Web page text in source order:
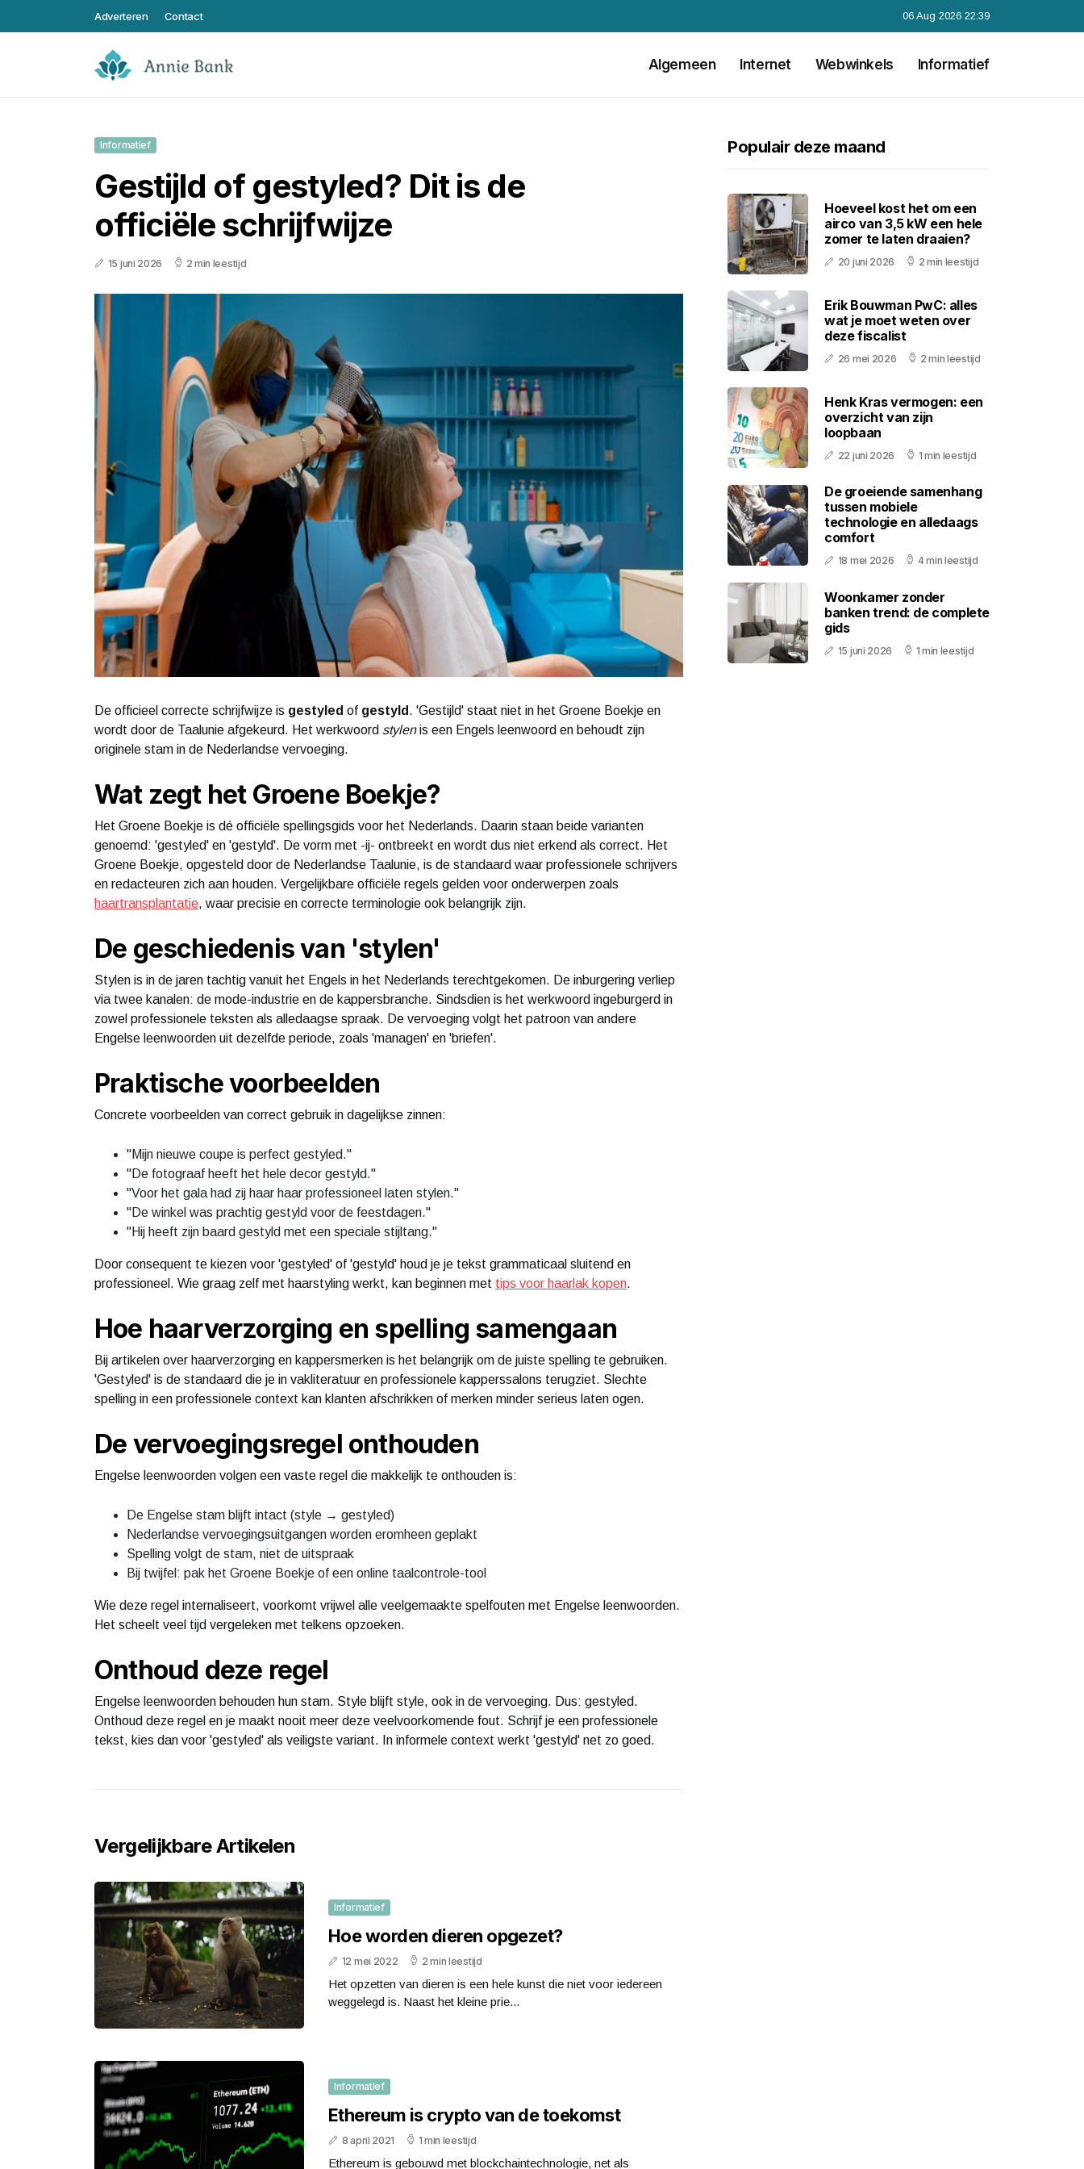
Adverteren Contact 06 Aug 2026 22:39
Algemeen Internet Webwinkels Informatief
Informatief
Gestijld of gestyled? Dit is de
officiële schrijfwijze
15 juni 2026 2 min leestijd
De officieel correcte schrijfwijze is gestyled of gestyld . 'Gestijld' staat niet in het Groene Boekje en
wordt door de Taalunie afgekeurd. Het werkwoord stylenis een Engels leenwoord en behoudt zijn
originele stam in de Nederlandse vervoeging.
Wat zegt het Groene Boekje?
Het Groene Boekje is dé officiële spellingsgids voor het Nederlands. Daarin staan beide varianten
genoemd: 'gestyled' en 'gestyld'. De vorm met -ij- ontbreekt en wordt dus niet erkend als correct. Het
Groene Boekje, opgesteld door de Nederlandse Taalunie, is de standaard waar professionele schrijvers
en redacteuren zich aan houden. Vergelijkbare officiële regels gelden voor onderwerpen zoals
haartransplantatie, waar precisie en correcte terminologie ook belangrijk zijn.
De geschiedenis van 'stylen'
Stylen is in de jaren tachtig vanuit het Engels in het Nederlands terechtgekomen. De inburgering verliep
via twee kanalen: de mode-industrie en de kappersbranche. Sindsdien is het werkwoord ingeburgerd in
zowel professionele teksten als alledaagse spraak. De vervoeging volgt het patroon van andere
Engelse leenwoorden uit dezelfde periode, zoals 'managen' en 'briefen'.
Praktische voorbeelden
Concrete voorbeelden van correct gebruik in dagelijkse zinnen:
"Mijn nieuwe coupe is perfect gestyled."
"De fotograaf heeft het hele decor gestyld."
"Voor het gala had zij haar haar professioneel laten stylen."
"De winkel was prachtig gestyld voor de feestdagen."
"Hij heeft zijn baard gestyld met een speciale stijltang."
Door consequent te kiezen voor 'gestyled' of 'gestyld' houd je je tekst grammaticaal sluitend en
professioneel. Wie graag zelf met haarstyling werkt, kan beginnen met tips voor haarlak kopen.
Hoe haarverzorging en spelling samengaan
Bij artikelen over haarverzorging en kappersmerken is het belangrijk om de juiste spelling te gebruiken.
'Gestyled' is de standaard die je in vakliteratuur en professionele kapperssalons terugziet. Slechte
spelling in een professionele context kan klanten afschrikken of merken minder serieus laten ogen.
De vervoegingsregel onthouden
Engelse leenwoorden volgen een vaste regel die makkelijk te onthouden is:
De Engelse stam blijft intact (style → gestyled)
Nederlandse vervoegingsuitgangen worden eromheen geplakt
Spelling volgt de stam, niet de uitspraak
Bij twijfel: pak het Groene Boekje of een online taalcontrole-tool
Wie deze regel internaliseert, voorkomt vrijwel alle veelgemaakte spelfouten met Engelse leenwoorden.
Het scheelt veel tijd vergeleken met telkens opzoeken.
Onthoud deze regel
Engelse leenwoorden behouden hun stam. Style blijft style, ook in de vervoeging. Dus: gestyled.
Onthoud deze regel en je maakt nooit meer deze veelvoorkomende fout. Schrijf je een professionele
tekst, kies dan voor 'gestyled' als veiligste variant. In informele context werkt 'gestyld' net zo goed.
Vergelijkbare Artikelen
Informatief
Hoe worden dieren opgezet?
12 mei 2022 2 min leestijd
Het opzetten van dieren is een hele kunst die niet voor iedereen
weggelegd is. Naast het kleine prie...
Informatief
Ethereum is crypto van de toekomst
8 april 2021 1 min leestijd
Ethereum is gebouwd met blockchaintechnologie, net als
Populair deze maand
Hoeveel kost het om een
airco van 3,5 kW een hele
zomer te laten draaien?
20 juni 2026 2 min leestijd
Erik Bouwman PwC: alles
wat je moet weten over
deze fiscalist
26 mei 2026 2 min leestijd
Henk Kras vermogen: een
overzicht van zijn
loopbaan
22 juni 2026 1 min leestijd
De groeiende samenhang
tussen mobiele
technologie en alledaags
comfort
18 mei 2026 4 min leestijd
Woonkamer zonder
banken trend: de complete
gids
15 juni 2026 1 min leestijd